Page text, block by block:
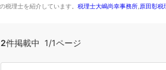
税理士を紹介しています。 税理士大嶋尚幸事務所 原田彰税
2件掲載中 1/1ページ